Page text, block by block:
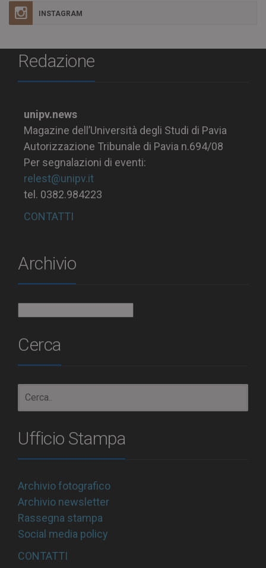
INSTAGRAM
Redazione
unipv.news
Magazine dell’Università degli Studi di Pavia
Autorizzazione Tribunale di Pavia n.694/08
Per segnalazioni di eventi:
relest@unipv.it
tel. 0382.984223
CONTATTI
Archivio
Cerca
Ufficio Stampa
Archivio fotografico
Archivio newsletter
Rassegna stampa
Social media policy
CONTATTI